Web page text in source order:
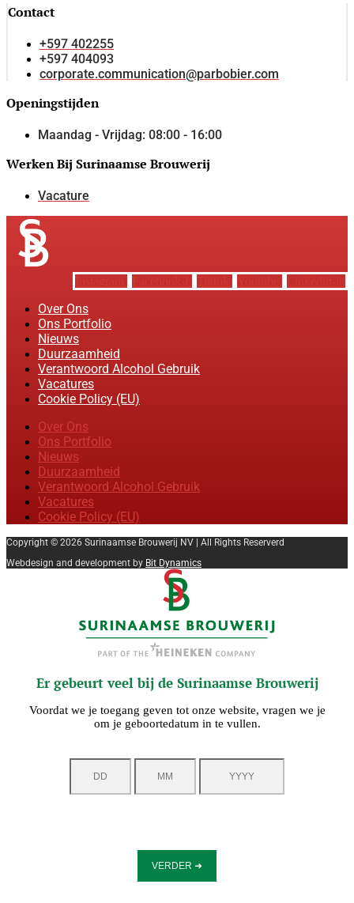
Contact
+597 402255
+597 404093
corporate.communication@parbobier.com
Openingstijden
Maandag - Vrijdag: 08:00 - 16:00
Werken Bij Surinaamse Brouwerij
Vacature
Over Ons
Ons Portfolio
Nieuws
Duurzaamheid
Verantwoord Alcohol Gebruik
Vacatures
Cookie Policy (EU)
Over Ons
Ons Portfolio
Nieuws
Duurzaamheid
Verantwoord Alcohol Gebruik
Vacatures
Cookie Policy (EU)
Copyright © 2026 Surinaamse Brouwerij NV | All Rights Reserverd
Webdesign and development by Bit Dynamics
Er gebeurt veel bij de Surinaamse Brouwerij
Voordat we je toegang geven tot onze website, vragen we je
om je geboortedatum in te vullen.